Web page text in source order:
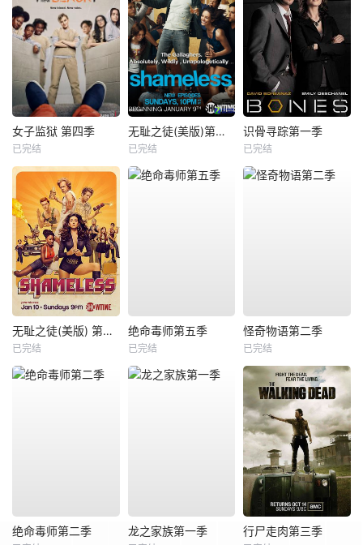
女子监狱 第四季
已完结
无耻之徒(美版)第一季
已完结
识骨寻踪第一季
已完结
无耻之徒(美版) 第六季
已完结
绝命毒师第五季
已完结
怪奇物语第二季
已完结
绝命毒师第二季 龙之家族第一季 行尸走肉第三季